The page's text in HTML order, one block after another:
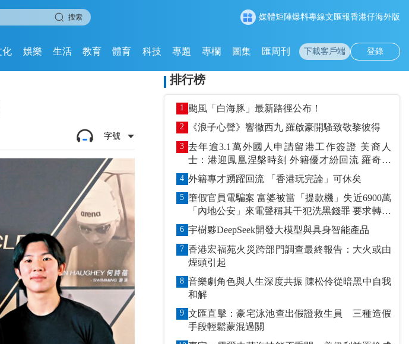
搜索 媒體矩陣爆料專線文匯報香港仔海外版
化 娛樂 生活 教育 體育 科技 專題 專欄 圖集 匯周刊 下載客戶端 登錄
字號
排行榜
1 颱風「白海豚」最新路徑公布！
2 《浪子心聲》響徹西九 羅啟豪開騷致敬黎彼得
3 去年逾3.1萬外國人申請留港工作簽證 美裔人
士：港迎鳳凰涅槃時刻 外籍優才紛回流 羅奇抹
黑論被打臉
4 外籍專才踴躍回流 「香港玩完論」可休矣
5 墮假官員電騙案 富婆被當「提款機」失近6900萬
「內地公安」來電聲稱其干犯洗黑錢罪 要求轉賬
到指定戶口作「保證金」
6 宇樹夥DeepSeek開發大模型與具身智能產品
7 香港宏福苑火災跨部門調查最終報告：大火或由
煙頭引起
8 音樂劇角色與人生深度共振 陳松伶從暗黑中自我
和解
9 文匯直擊：豪宅泳池查出假證救生員 三種造假
手段輕鬆蒙混過關